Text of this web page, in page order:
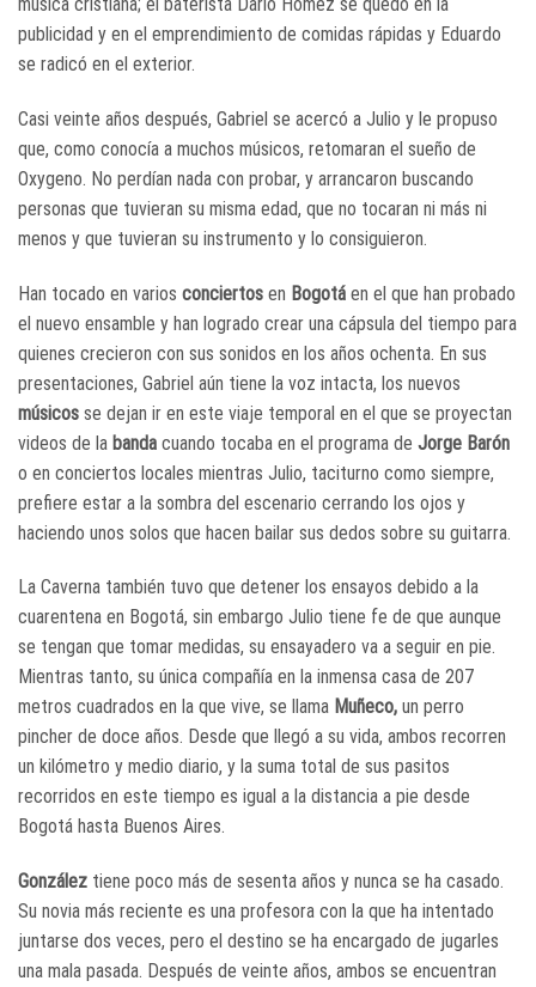
publicidad y en el emprendimiento de comidas rápidas y Eduardo
se radicó en el exterior.
Casi veinte años después, Gabriel se acercó a Julio y le propuso
que, como conocía a muchos músicos, retomaran el sueño de
Oxygeno. No perdían nada con probar, y arrancaron buscando
personas que tuvieran su misma edad, que no tocaran ni más ni
menos y que tuvieran su instrumento y lo consiguieron.
Han tocado en varios conciertos en Bogotá en el que han probado
el nuevo ensamble y han logrado crear una cápsula del tiempo para
quienes crecieron con sus sonidos en los años ochenta. En sus
presentaciones, Gabriel aún tiene la voz intacta, los nuevos
músicos se dejan ir en este viaje temporal en el que se proyectan
videos de la banda cuando tocaba en el programa de Jorge Barón
o en conciertos locales mientras Julio, taciturno como siempre,
prefiere estar a la sombra del escenario cerrando los ojos y
haciendo unos solos que hacen bailar sus dedos sobre su guitarra.
La Caverna también tuvo que detener los ensayos debido a la
cuarentena en Bogotá, sin embargo Julio tiene fe de que aunque
se tengan que tomar medidas, su ensayadero va a seguir en pie.
Mientras tanto, su única compañía en la inmensa casa de 207
metros cuadrados en la que vive, se llama Muñeco, un perro
pincher de doce años. Desde que llegó a su vida, ambos recorren
un kilómetro y medio diario, y la suma total de sus pasitos
recorridos en este tiempo es igual a la distancia a pie desde
Bogotá hasta Buenos Aires.
González tiene poco más de sesenta años y nunca se ha casado.
Su novia más reciente es una profesora con la que ha intentado
juntarse dos veces, pero el destino se ha encargado de jugarles
una mala pasada. Después de veinte años, ambos se encuentran